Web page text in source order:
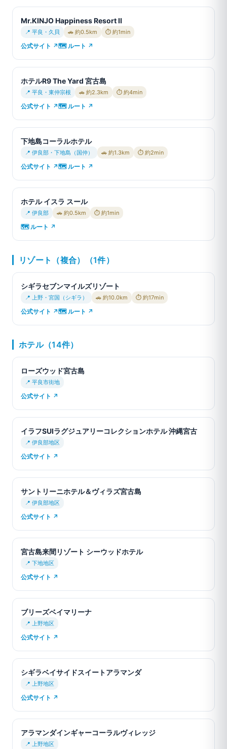
Mr.KINJO Happiness Resort II
📍 平良・久貝 🚗 約0.5km ⏱ 約1min
公式サイト ↗🗺 ルート ↗
ホテルR9 The Yard 宮古島
📍 平良・東仲宗根 🚗 約2.3km ⏱ 約4min
公式サイト ↗🗺 ルート ↗
下地島コーラルホテル
📍 伊良部・下地島（国仲） 🚗 約1.3km ⏱ 約2min
公式サイト ↗🗺 ルート ↗
ホテル イスラ スール
📍 伊良部 🚗 約0.5km ⏱ 約1min
🗺 ルート ↗
リゾート（複合）（1件）
シギラセブンマイルズリゾート
📍 上野・宮国（シギラ） 🚗 約10.0km ⏱ 約17min
公式サイト ↗🗺 ルート ↗
ホテル（14件）
ローズウッド宮古島
📍 平良市街地
公式サイト ↗
イラフSUIラグジュアリーコレクションホテル 沖縄宮古
📍 伊良部地区
公式サイト ↗
サントリーニホテル＆ヴィラズ宮古島
📍 伊良部地区
公式サイト ↗
宮古島来間リゾート シーウッドホテル
📍 下地地区
公式サイト ↗
ブリーズベイマリーナ
📍 上野地区
公式サイト ↗
シギラベイサイドスイートアラマンダ
📍 上野地区
公式サイト ↗
アラマンダインギャーコーラルヴィレッジ
📍 上野地区